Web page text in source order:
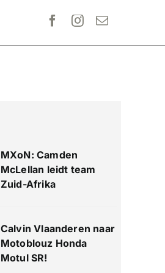
MXoN: Camden
McLellan leidt team
Zuid-Afrika
Calvin Vlaanderen naar
Motoblouz Honda
Motul SR!